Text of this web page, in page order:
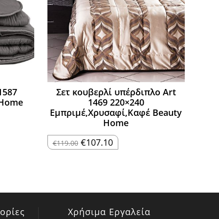
Σετ κουβερλί υπέρδιπλο Art
1469 220×240
Εμπριμέ,Χρυσαφί,Καφέ Beauty
Home
€119.00 Original
price
€107.10Η
τρέχουσα
Χρήσιμα Εργαλεία